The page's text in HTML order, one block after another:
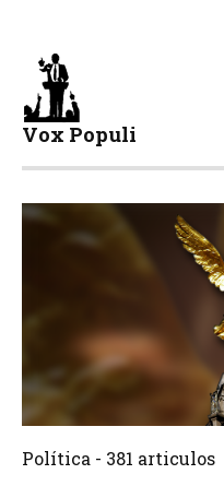
Vox Populi
Política - 381 articulos